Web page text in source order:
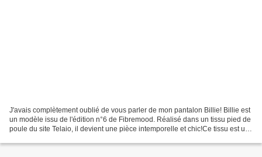
J'avais complètement oublié de vous parler de mon pantalon Billie! Billie est
un modèle issu de l'édition n°6 de Fibremood. Réalisé dans un tissu pied de
poule du site Telaio, il devient une pièce intemporelle et chic!Ce tissu est un